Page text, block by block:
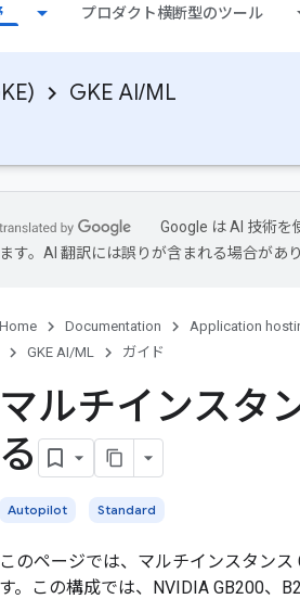
プロダクト横断型のツール
GKE AI/ML
Google は AI 技術
ます。AI 翻訳には誤りが含まれる場合があり
Home Documentation Application
GKE AI/ML
ガイド
マルチインスタ
る
Autopilot Standard
このページでは、マルチインスタン
す。この構成では、NVIDIA GB200、